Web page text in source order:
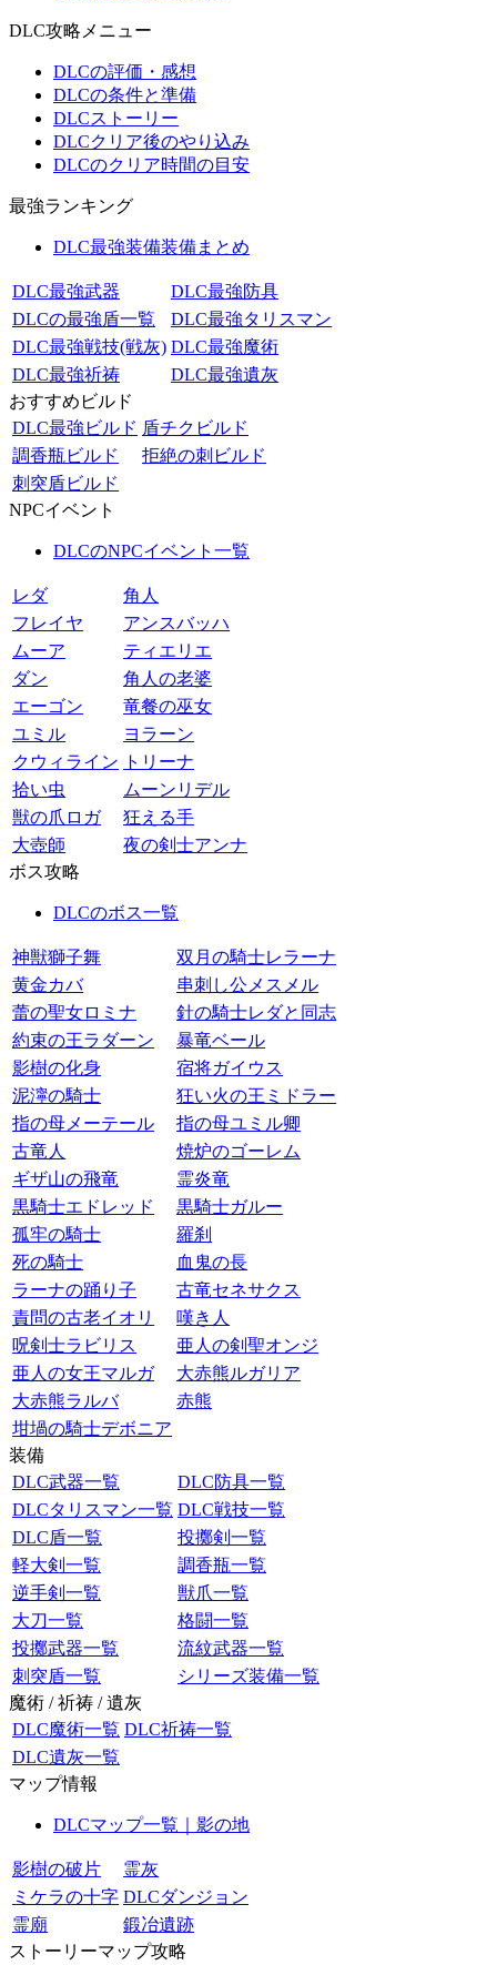
DLC攻略メニュー
DLCの評価・感想
DLCの条件と準備
DLCストーリー
DLCクリア後のやり込み
DLCのクリア時間の目安
最強ランキング
DLC最強装備装備まとめ
DLC最強武器
DLC最強防具
DLCの最強盾一覧
DLC最強タリスマン
DLC最強戦技(戦灰) DLC最強魔術
DLC最強祈祷
DLC最強遺灰
おすすめビルド
DLC最強ビルド 盾チクビルド
調香瓶ビルド
拒絶の刺ビルド
刺突盾ビルド
NPCイベント
DLCのNPCイベント一覧
レダ
角人
フレイヤ
アンスバッハ
ムーア
ティエリエ
ダン
角人の老婆
エーゴン
竜餐の巫女
ユミル
ヨラーン
クウィライン
トリーナ
拾い虫
ムーンリデル
獣の爪ロガ
狂える手
大壺師
夜の剣士アンナ
ボス攻略
DLCのボス一覧
神獣獅子舞
双月の騎士レラーナ
黄金カバ
串刺し公メスメル
蕾の聖女ロミナ
針の騎士レダと同志
約束の王ラダーン
暴竜ベール
影樹の化身
宿将ガイウス
泥濘の騎士
狂い火の王ミドラー
指の母メーテール
指の母ユミル卿
古竜人
焼炉のゴーレム
ギザ山の飛竜
霊炎竜
黒騎士エドレッド
黒騎士ガルー
孤牢の騎士
羅刹
死の騎士
血鬼の長
ラーナの踊り子
古竜セネサクス
責問の古老イオリ
嘆き人
呪剣士ラビリス
亜人の剣聖オンジ
亜人の女王マルガ
大赤熊ルガリア
大赤熊ラルバ
赤熊
坩堝の騎士デボニア
装備
DLC武器一覧
DLC防具一覧
DLCタリスマン一覧 DLC戦技一覧
DLC盾一覧
投擲剣一覧
軽大剣一覧
調香瓶一覧
逆手剣一覧
獣爪一覧
大刀一覧
格闘一覧
投擲武器一覧
流紋武器一覧
刺突盾一覧
シリーズ装備一覧
魔術 / 祈祷 / 遺灰
DLC魔術一覧 DLC祈祷一覧
DLC遺灰一覧
マップ情報
DLCマップ一覧｜影の地
影樹の破片
霊灰
ミケラの十字 DLCダンジョン
霊廟
鍛冶遺跡
ストーリーマップ攻略